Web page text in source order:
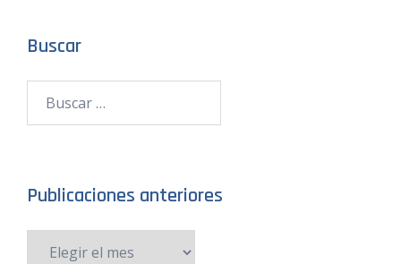
Buscar
Publicaciones anteriores